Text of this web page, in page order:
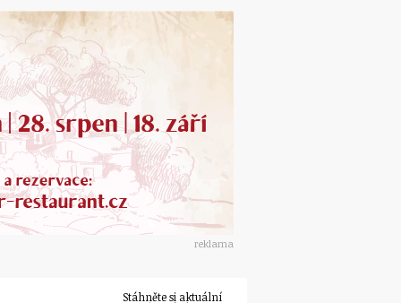
reklama
Stáhněte si aktuální